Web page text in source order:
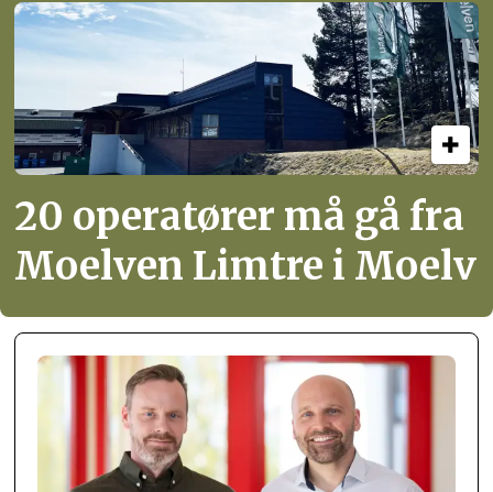
20 operatører må gå fra
Moelven Limtre i Moelv